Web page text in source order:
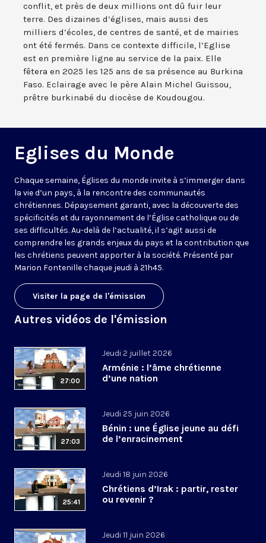
conflit, et près de deux millions ont dû fuir leur
terre. Des dizaines d’églises, mais aussi des
milliers d’écoles, de centres de santé, et de mairies
ont été fermés. Dans ce contexte difficile, l’Eglise
est en première ligne au service de la paix. Elle
fêtera en 2025 les 125 ans de sa présence au Burkina
Faso. Eclairage avec le père Alain Michel Guissou,
prêtre burkinabé du diocèse de Koudougou.
Eglises du Monde
Chaque semaine, Églises du monde invite à s’immerger dans
la vie d’un pays, à la rencontre des communautés
chrétiennes. Dépaysement garanti, avec la découverte des
spécificités et du rayonnement de l’Église catholique ou de
ses difficultés. Au-delà de l’actualité, il s’agit aussi de
comprendre les grands enjeux du pays et la contribution que
les chrétiens peuvent apporter à la société. Présenté par
Marion Fontenille chaque jeudi à 21h45.
Visiter la page de l'émission
Autres vidéos de l'émission
27:00
Jeudi 2 juillet 2026
Arménie : l’âme chrétienne
d’une nation
27:03
Jeudi 25 juin 2026
Bénin : une Église jeune au défi
de l’enracinement
25:41
Jeudi 18 juin 2026
Chrétiens d’Irak : partir, rester
ou revenir ?
Jeudi 11 juin 2026